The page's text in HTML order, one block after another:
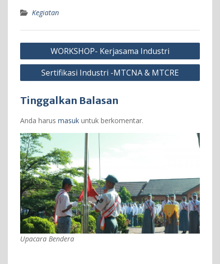
Kegiatan
Navigasi
pos
WORKSHOP- Kerjasama Industri
Sertifikasi Industri -MTCNA & MTCRE
Tinggalkan Balasan
Anda harus masukuntuk berkomentar.
Upacara Bendera